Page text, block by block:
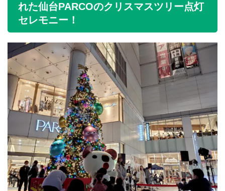
れた仙台PARCOのクリスマスツリー点灯
セレモニー！